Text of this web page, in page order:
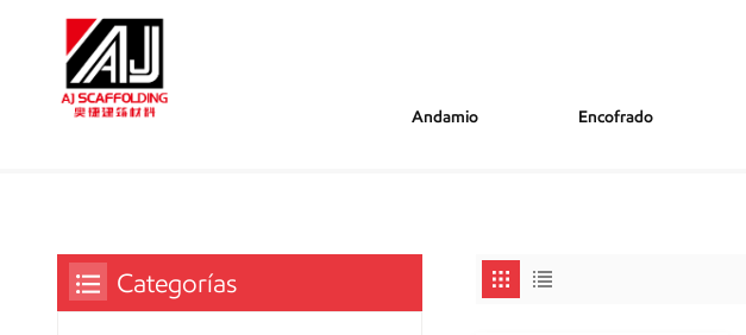
Andamio Encofrado
Categorías